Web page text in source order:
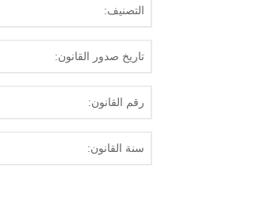
التصنيف:
تاريخ صدور القانون:
رقم القانون:
سنة القانون: